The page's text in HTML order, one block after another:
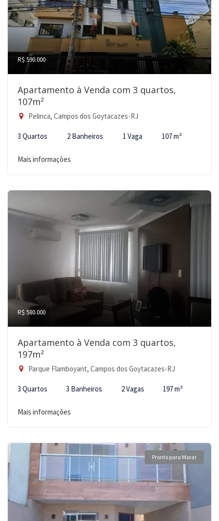
R$ 590.000
Apartamento à Venda com 3 quartos,
107m²
Pelinca, Campos dos Goytacazes-RJ
3 Quartos 2 Banheiros 1 Vaga 107 m²
Mais informações
R$ 580.000
Apartamento à Venda com 3 quartos,
197m²
Parque Flamboyant, Campos dos Goytacazes-RJ
3 Quartos 3 Banheiros 2 Vagas 197 m²
Mais informações
Pronto para Morar